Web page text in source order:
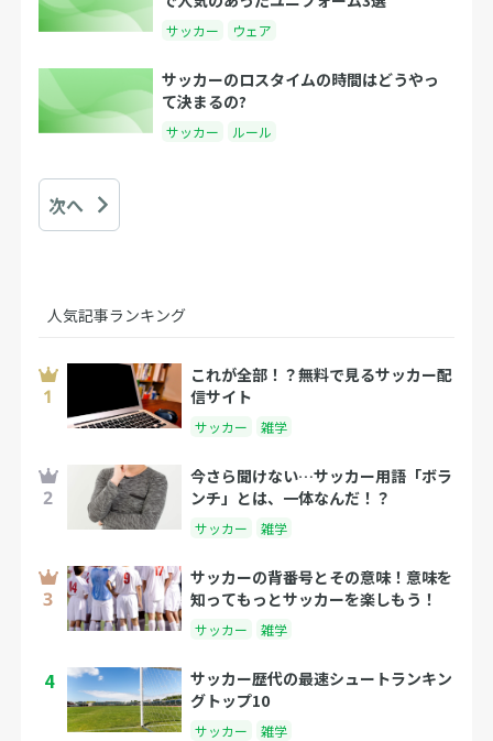
サッカー ウェア
サッカーのロスタイムの時間はどうやっ
て決まるの?
サッカー ルール
次へ
人気記事ランキング
これが全部！？無料で見るサッカー配
信サイト
サッカー 雑学
今さら聞けない…サッカー用語「ボラ
ンチ」とは、一体なんだ！？
サッカー 雑学
サッカーの背番号とその意味！意味を
知ってもっとサッカーを楽しもう！
サッカー 雑学
4
サッカー歴代の最速シュートランキン
グトップ10
サッカー 雑学